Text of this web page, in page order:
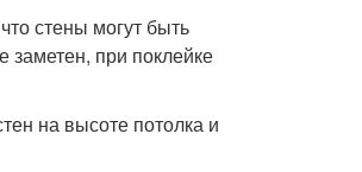
стены могут быть
заметен, при поклейке
на высоте потолка и